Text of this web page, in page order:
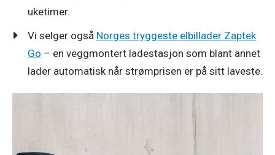
uketimer.
Vi selger også Norges tryggeste elbillader Zaptek
Go – en veggmontert ladestasjon som blant annet
lader automatisk når strømprisen er på sitt laveste.